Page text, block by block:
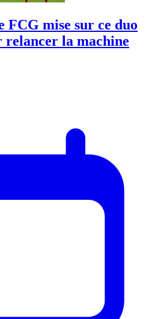
FCG mise sur ce duo
relancer la machine